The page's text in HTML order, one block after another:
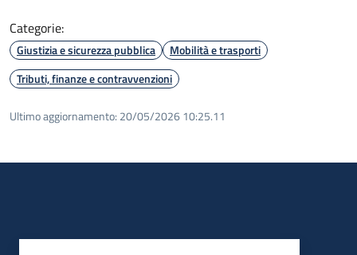
Categorie:
Giustizia e sicurezza pubblica
Mobilità e trasporti
Tributi, finanze e contravvenzioni
Ultimo aggiornamento: 20/05/2026 10:25.11